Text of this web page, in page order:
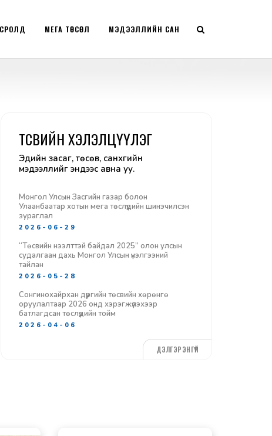
МЭДЭЭЛЛИЙН САН
МЕГА ТӨСӨЛ
ТӨСВИЙН ХЭЛЭЛЦҮҮЛЭГ
Эдийн засаг, төсөв, санхүүгийн
мэдээллийг эндээс авна уу.
Монгол Улсын Засгийн газар болон
Улаанбаатар хотын мега төслүүдийн шинэчилсэн
зураглал
2026-06-29
“Төсвийн нээлттэй байдал 2025” олон улсын
судалгаан дахь Монгол Улсын үнэлгээний
тайлан
2026-05-28
Сонгинохайрхан дүүргийн төсвийн хөрөнгө
оруулалтаар 2026 онд хэрэгжүүлэхээр
батлагдсан төслүүдийн тойм
2026-04-06
ДЭЛГЭРЭНГҮЙ